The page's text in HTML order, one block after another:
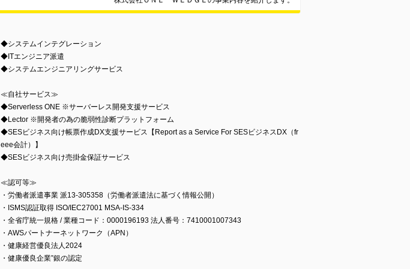
◆システムインテグレーション
◆ITエンジニア派遣
◆システムエンジニアリングサービス
≪自社サービス≫
◆Serverless ONE ※サーバーレス開発支援サービス
◆Lector ※開発者の為の脆弱性診断プラットフォーム
◆SESビジネス向け帳票作成DX支援サービス【Report as a Service For SESビジネスDX（fr
eee会計）】
◆SESビジネス向け売掛金保証サービス
≪認可等≫
・労働者派遣事業 派13-305358（労働者派遣法に基づく情報公開）
・ISMS認証取得 ISO/IEC27001 MSA-IS-334
・全省庁統一規格 / 業種コード：0000196193 法人番号：7410001007343
・AWSパートナーネットワーク（APN）
・健康経営優良法人2024
・健康優良企業”銀の認定